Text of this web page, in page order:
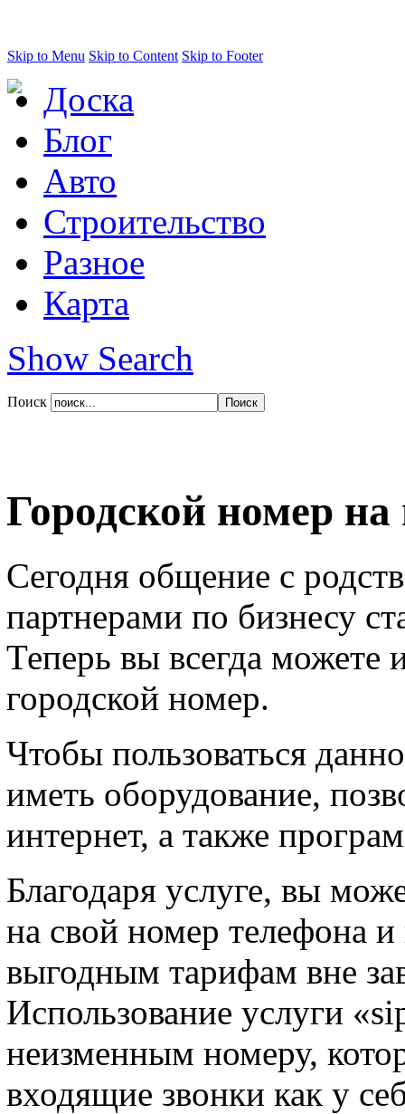
Skip to Menu Skip to Content Skip to Footer
Доска
Блог
Авто
Строительство
Разное
Карта
Show Search
Поиск
Городской номер
Сегодня общение с
партнерами по бизнесу
Теперь вы всегда можете
городской номер.
Чтобы пользоваться
иметь оборудование,
интернет, а также
Благодаря услуге, вы
на свой номер телефона
выгодным тарифам вне
Использование услуги
неизменным номеру,
входящие звонки как у